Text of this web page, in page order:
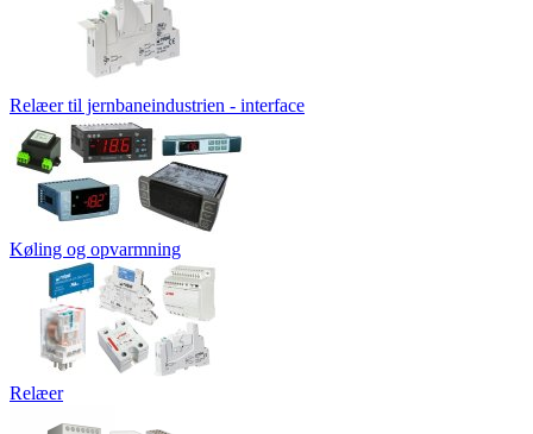
Relæer til jernbaneindustrien - interface
Køling og opvarmning
Relæer